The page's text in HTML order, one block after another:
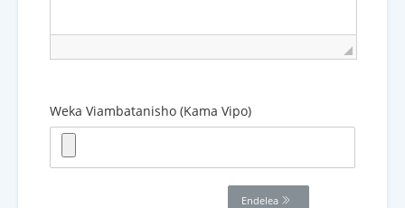
Weka Viambatanisho (Kama Vipo)
Endelea